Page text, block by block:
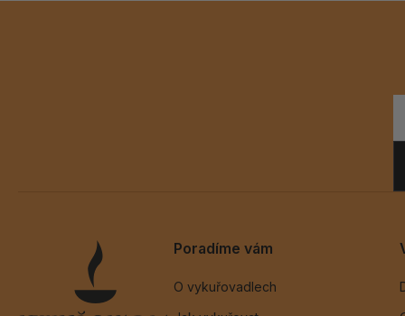
Poradíme vám
O vykuřovadlech